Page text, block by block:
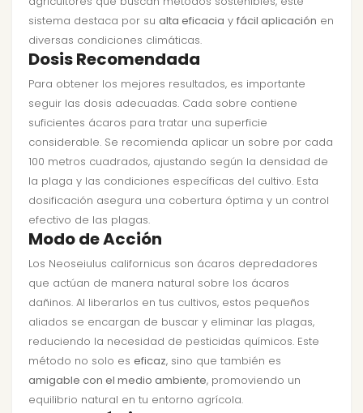
sistema destaca por su alta eficacia y fácil aplicación en
diversas condiciones climáticas.
Dosis Recomendada
Para obtener los mejores resultados, es importante
seguir las dosis adecuadas. Cada sobre contiene
suficientes ácaros para tratar una superficie
considerable. Se recomienda aplicar un sobre por cada
100 metros cuadrados, ajustando según la densidad de
la plaga y las condiciones específicas del cultivo. Esta
dosificación asegura una cobertura óptima y un control
efectivo de las plagas.
Modo de Acción
Los Neoseiulus californicus son ácaros depredadores
que actúan de manera natural sobre los ácaros
dañinos. Al liberarlos en tus cultivos, estos pequeños
aliados se encargan de buscar y eliminar las plagas,
reduciendo la necesidad de pesticidas químicos. Este
método no solo es eficaz, sino que también es
amigable con el medio ambiente, promoviendo un
equilibrio natural en tu entorno agrícola.